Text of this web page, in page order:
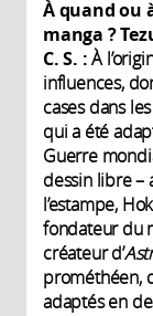
À quand ou
manga ?
C. S. :À
influences,
cases dans
qui a été
Guerre
dessin libre –
l’estampe,
fondateur du
créateur d’
prométhéen,
adaptés en